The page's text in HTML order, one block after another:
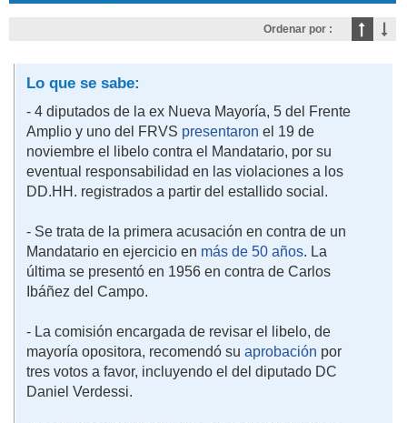
Ordenar por :
Lo que se sabe:
- 4 diputados de la ex Nueva Mayoría, 5 del Frente
Amplio y uno del FRVS presentaron el 19 de
noviembre el libelo contra el Mandatario, por su
eventual responsabilidad en las violaciones a los
DD.HH. registrados a partir del estallido social.
- Se trata de la primera acusación en contra de un
Mandatario en ejercicio en más de 50 años. La
última se presentó en 1956 en contra de Carlos
Ibáñez del Campo.
- La comisión encargada de revisar el libelo, de
mayoría opositora, recomendó su aprobación por
tres votos a favor, incluyendo el del diputado DC
Daniel Verdessi.